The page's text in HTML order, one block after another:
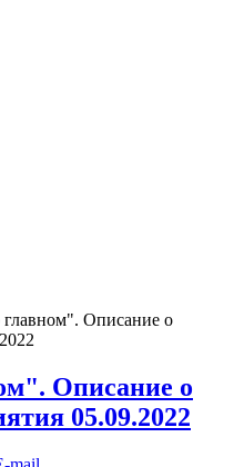
главном". Описание о
Описание о
05.09.2022